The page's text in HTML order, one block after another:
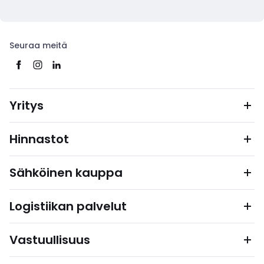
Seuraa meitä
Yritys
Hinnastot
Sähköinen kauppa
Logistiikan palvelut
Vastuullisuus